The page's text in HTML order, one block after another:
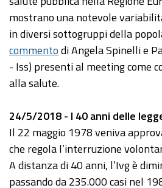
mostrano una notevole
in diversi sottogruppi della
commentodi Angela Spinelli e
- Iss) presenti al meeting come
alla salute.
24/5/2018 - I 40 anni delle
Il 22 maggio 1978 veniva
che regola l’interruzione
A distanza di 40 anni, l’Ivg è
passando da 235.000 casi nel